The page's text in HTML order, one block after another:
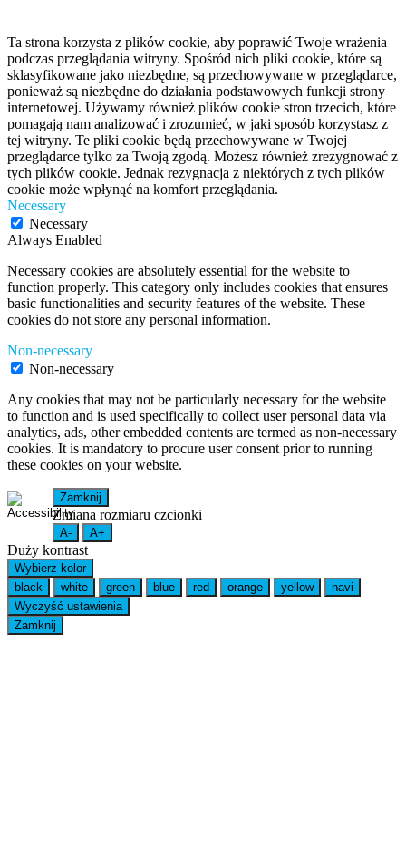
Ta strona korzysta z plików cookie, aby poprawić Twoje wrażenia
podczas przeglądania witryny. Spośród nich pliki cookie, które są
sklasyfikowane jako niezbędne, są przechowywane w przeglądarce,
ponieważ są niezbędne do działania podstawowych funkcji strony
internetowej. Używamy również plików cookie stron trzecich, które
pomagają nam analizować i zrozumieć, w jaki sposób korzystasz z
tej witryny. Te pliki cookie będą przechowywane w Twojej
przeglądarce tylko za Twoją zgodą. Możesz również zrezygnować z
tych plików cookie. Jednak rezygnacja z niektórych z tych plików
cookie może wpłynąć na komfort przeglądania.
Necessary
Necessary
Always Enabled
Necessary cookies are absolutely essential for the website to
function properly. This category only includes cookies that ensures
basic functionalities and security features of the website. These
cookies do not store any personal information.
Non-necessary
Non-necessary
Any cookies that may not be particularly necessary for the website
to function and is used specifically to collect user personal data via
analytics, ads, other embedded contents are termed as non-necessary
cookies. It is mandatory to procure user consent prior to running
these cookies on your website.
Zamknij
Zmiana rozmiaru czcionki
A- A+
Duży kontrast
Wybierz kolor
black
white green blue red orange yellow
navi
Wyczyść ustawienia
Zamknij